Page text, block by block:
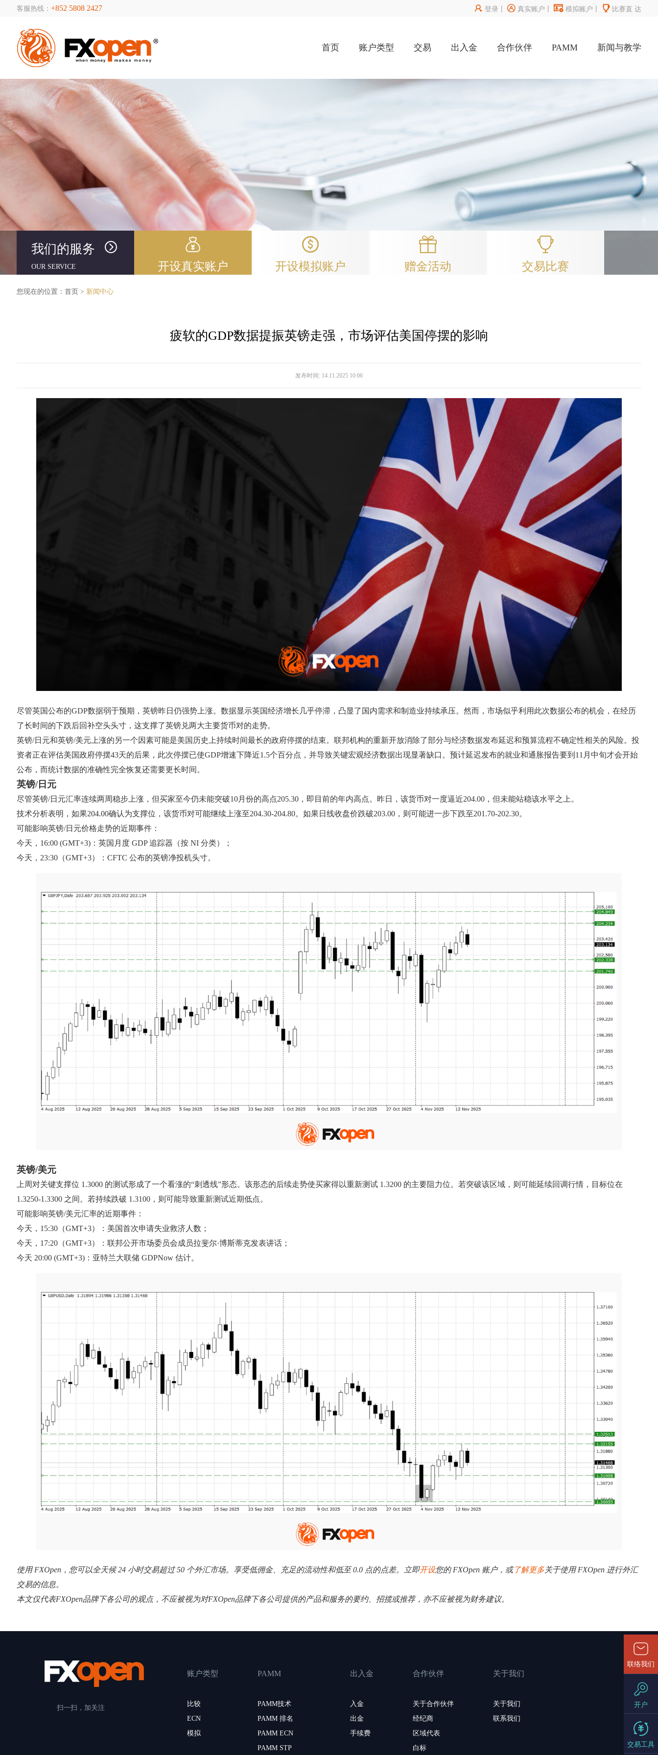
客服热线： +852 5808 2427  登录 丨 真实账户  模拟账户  比赛直 达
首页 账户类型 交易 出入金 合作伙伴 PAMM 新闻与教学
我们的服务
OUR SERVICE 开设真实账户 开设模拟账户 赠金活动 交易比赛
您现在的位置： 首页 > 新闻中心
疲软的GDP数据提振英镑走强，市场评估美国停摆的影响
发布时间: 14.11.2025 10:06
尽管英国公布的GDP数据弱于预期，英镑昨日仍强势上涨。数据显示英国经济增长几乎停滞，凸显了国内需求和制造业持续承压。然而，市场似乎利用此次数据公布的机会，在经历
了长时间的下跌后回补空头头寸，这支撑了英镑兑两大主要货币对的走势。
英镑/日元和英镑/美元上涨的另一个因素可能是美国历史上持续时间最长的政府停摆的结束。联邦机构的重新开放消除了部分与经济数据发布延迟和预算流程不确定性相关的风险。投
资者正在评估美国政府停摆43天的后果，此次停摆已使GDP增速下降近1.5个百分点，并导致关键宏观经济数据出现显著缺口。预计延迟发布的就业和通胀报告要到11月中旬才会开始
公布，而统计数据的准确性完全恢复还需要更长时间。
英镑/日元
尽管英镑/日元汇率连续两周稳步上涨，但买家至今仍未能突破10月份的高点205.30，即目前的年内高点。昨日，该货币对一度逼近204.00，但未能站稳该水平之上。
技术分析表明，如果204.00确认为支撑位，该货币对可能继续上涨至204.30-204.80。如果日线收盘价跌破203.00，则可能进一步下跌至201.70-202.30。
可能影响英镑/日元价格走势的近期事件：
今天，16:00 (GMT+3)：英国月度 GDP 追踪器（按 NI 分类）；
今天，23:30（GMT+3）：CFTC 公布的英镑净投机头寸。
英镑/美元
上周对关键支撑位 1.3000 的测试形成了一个看涨的“刺透线”形态。该形态的后续走势使买家得以重新测试 1.3200 的主要阻力位。若突破该区域，则可能延续回调行情，目标位在
1.3250-1.3300 之间。若持续跌破 1.3100，则可能导致重新测试近期低点。
可能影响英镑/美元汇率的近期事件：
今天，15:30（GMT+3）：美国首次申请失业救济人数；
今天，17:20（GMT+3）：联邦公开市场委员会成员拉斐尔·博斯蒂克发表讲话；
今天 20:00 (GMT+3)：亚特兰大联储 GDPNow 估计。
使用 FXOpen，您可以全天候 24 小时交易超过 50 个外汇市场。享受低佣金、充足的流动性和低至 0.0 点的点差。立即开设您的 FXOpen 账户，或了解更多关于使用 FXOpen 进行外汇
交易的信息。
本文仅代表FXOpen品牌下各公司的观点，不应被视为对FXOpen品牌下各公司提供的产品和服务的要约、招揽或推荐，亦不应被视为财务建议。
扫一扫，加关注
账户类型
比较
ECN
模拟
PAMM
PAMM技术
PAMM 排名
PAMM ECN
PAMM STP
出入金
入金
出金
手续费
合作伙伴
关于合作伙伴
经纪商
区域代表
白标
关于我们
关于我们
联系我们
联络我们
开户
交易工具